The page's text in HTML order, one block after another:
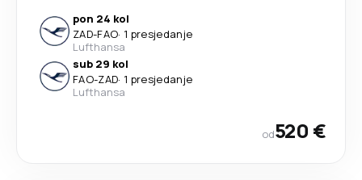
pon 24 kol
ZAD-FAO· 1 presjedanje
Lufthansa
sub 29 kol
FAO-ZAD· 1 presjedanje
Lufthansa
od520 €